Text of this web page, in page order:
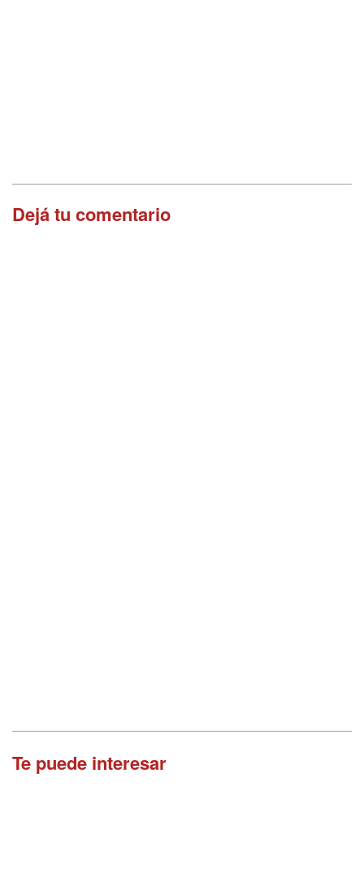
Dejá tu comentario
Te puede interesar